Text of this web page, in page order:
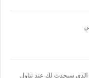
الذي سيحدث لك عند تناول